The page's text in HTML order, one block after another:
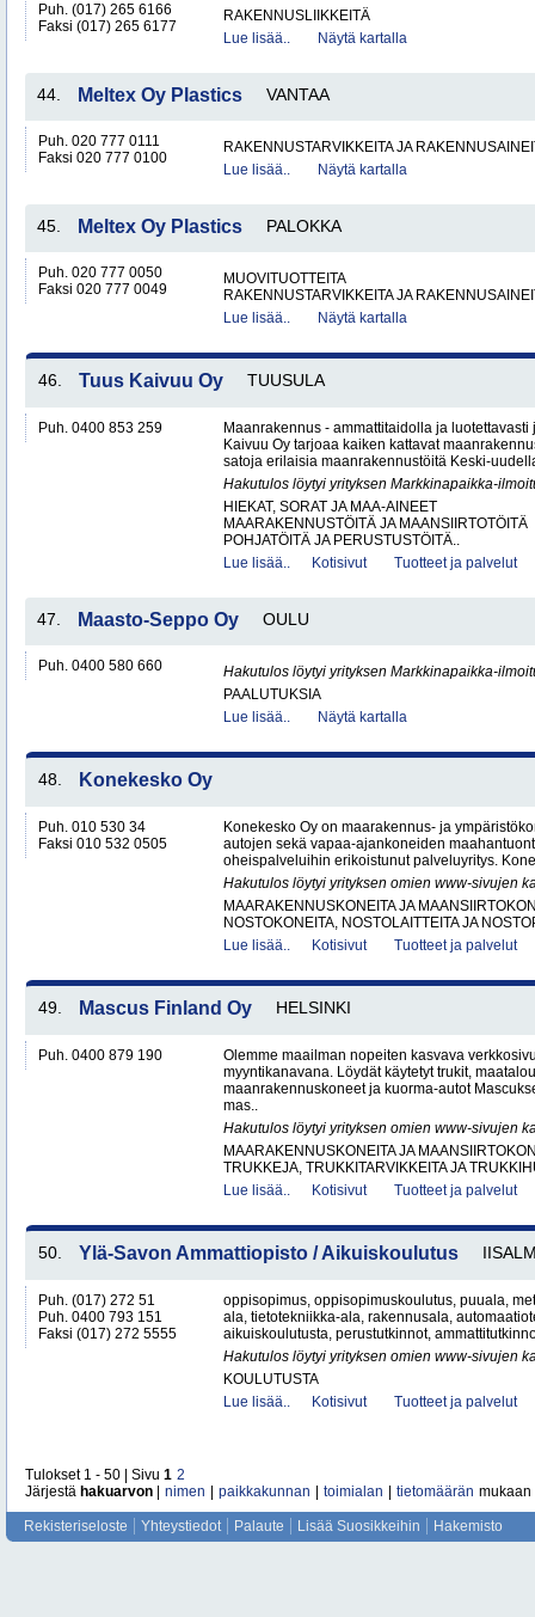
Puh. (017) 265 6166
Faksi (017) 265 6177
RAKENNUSLIIKKEITÄ
Lue lisää..
Näytä kartalla
44. Meltex Oy Plastics VANTAA
Puh. 020 777 0111
Faksi 020 777 0100
RAKENNUSTARVIKKEITA JA
Lue lisää..
Näytä kartalla
45. Meltex Oy Plastics PALOKKA
Puh. 020 777 0050
Faksi 020 777 0049
MUOVITUOTTEITA
RAKENNUSTARVIKKEITA JA
Lue lisää..
Näytä kartalla
46. Tuus Kaivuu Oy TUUSULA
Puh. 0400 853 259
Maanrakennus - ammattitaidolla ja
Kaivuu Oy tarjoaa kaiken kattavat
satoja erilaisia maanrakennustöitä Keski-
Hakutulos löytyi yrityksen Markkinapaikka-
HIEKAT, SORAT JA MAA-AINEET
MAARAKENNUSTÖITÄ JA MAANSIIRTOTÖITÄ
POHJATÖITÄ JA PERUSTUSTÖITÄ..
Lue lisää..
Kotisivut Tuotteet ja palvelut
47. Maasto-Seppo Oy OULU
Puh. 0400 580 660
Hakutulos löytyi yrityksen Markkinapaikka-
PAALUTUKSIA
Lue lisää..
Näytä kartalla
48. Konekesko Oy
Puh. 010 530 34
Faksi 010 532 0505
Konekesko Oy on maarakennus- ja
autojen sekä vapaa-ajankoneiden
oheispalveluihin erikoistunut palveluyritys.
Hakutulos löytyi yrityksen omien www-sivujen
MAARAKENNUSKONEITA JA
NOSTOKONEITA, NOSTOLAITTEITA JA
Lue lisää..
Kotisivut Tuotteet ja palvelut
49. Mascus Finland Oy HELSINKI
Puh. 0400 879 190
Olemme maailman nopeiten kasvava
myyntikanavana. Löydät käytetyt trukit,
maanrakennuskoneet ja kuorma-autot
mas..
Hakutulos löytyi yrityksen omien www-sivujen
MAARAKENNUSKONEITA JA
TRUKKEJA, TRUKKITARVIKKEITA JA
Lue lisää..
Kotisivut Tuotteet ja palvelut
50. Ylä-Savon Ammattiopisto / Aikuiskoulutus
Puh. (017) 272 51
Puh. 0400 793 151
Faksi (017) 272 5555
oppisopimus, oppisopimuskoulutus, puuala,
ala, tietotekniikka-ala, rakennusala,
aikuiskoulutusta, perustutkinnot,
Hakutulos löytyi yrityksen omien www-sivujen
KOULUTUSTA
Lue lisää..
Kotisivut Tuotteet ja palvelut
Tulokset 1 - 50 | Sivu 1 2
Järjestä hakuarvon nimen paikkakunnan toimialan tietomäärän mukaan
Rekisteriseloste Yhteystiedot Palaute Lisää Suosikkeihin Hakemisto